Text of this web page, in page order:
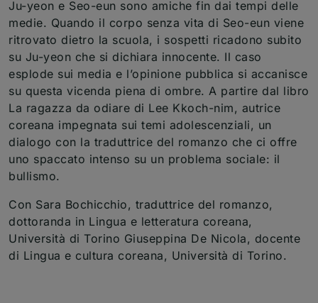
Ju-yeon e Seo-eun sono amiche fin dai tempi delle
medie. Quando il corpo senza vita di Seo-eun viene
ritrovato dietro la scuola, i sospetti ricadono subito
su Ju-yeon che si dichiara innocente. Il caso
esplode sui media e l’opinione pubblica si accanisce
su questa vicenda piena di ombre. A partire dal libro
La ragazza da odiare di Lee Kkoch-nim, autrice
coreana impegnata sui temi adolescenziali, un
dialogo con la traduttrice del romanzo che ci offre
uno spaccato intenso su un problema sociale: il
bullismo.
Con Sara Bochicchio, traduttrice del romanzo,
dottoranda in Lingua e letteratura coreana,
Università di Torino Giuseppina De Nicola, docente
di Lingua e cultura coreana, Università di Torino.